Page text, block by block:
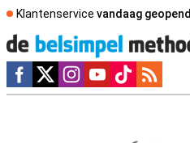
Klantenservice vandaag geopend
Social media